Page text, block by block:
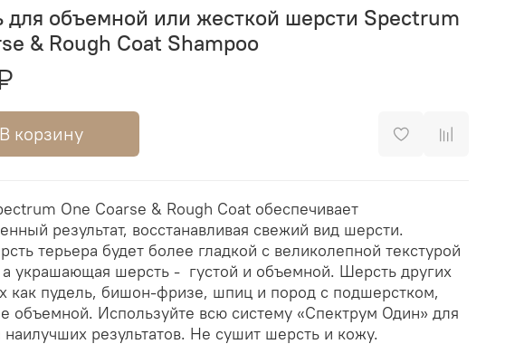
объемной или жесткой шерсти Spectrum
& Rough Coat Shampoo
В корзину
One Coarse & Rough Coat обеспечивает
результат, восстанавливая свежий вид шерсти.
терьера будет более гладкой с великолепной текстурой
а украшающая шерсть - густой и объемной. Шерсть других
как пудель, бишон-фризе, шпиц и пород с подшерстком,
объемной. Используйте всю систему «Спектрум Один» для
результатов. Не сушит шерсть и кожу.